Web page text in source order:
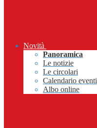
Novità
Panoramica
Le notizie
Le circolari
Calendario eventi
Albo online